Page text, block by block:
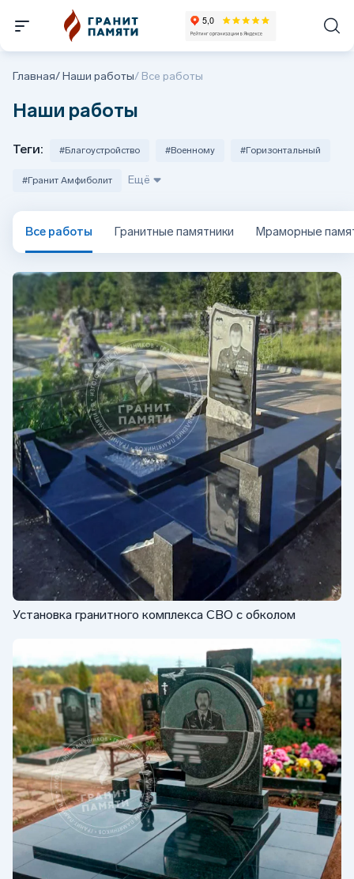
Главная/Наши работы/ Все работы
Наши работы
Все работы Гранитные памятники Мраморные
Теги: #Благоустройство #Военному #Горизонтальный
#Гранит Амфиболит
Установка гранитного комплекса СВО с обколом